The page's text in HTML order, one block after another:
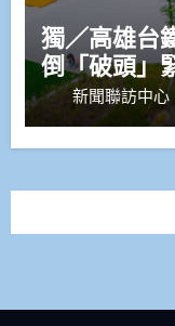
獨／高雄台
倒「破頭」
新聞聯訪中心